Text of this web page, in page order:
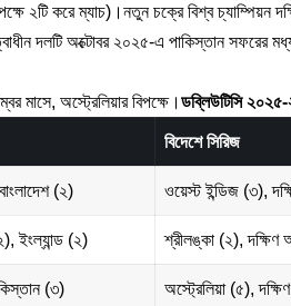
২টি করে ম্যাচ)।নতুন চক্রে বিশ্ব চ্যাম্পিয়ন
দলটি অক্টোবর ২০২৫-এ পাকিস্তান সফরের
মাসে, অস্ট্রেলিয়ার বিপক্ষে।ডব্লিউটিসি ২০২৫-
বিদেশে সিরিজ
(২) ওয়েস্ট ইন্ডিজ (৩),
ইংল্যান্ড (২) শ্রীলঙ্কা (২), দক্ষিণ
(৩) অস্ট্রেলিয়া (৫),